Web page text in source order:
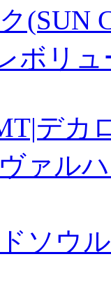
(SUN
ボリ
デカ
ァル
ソウ